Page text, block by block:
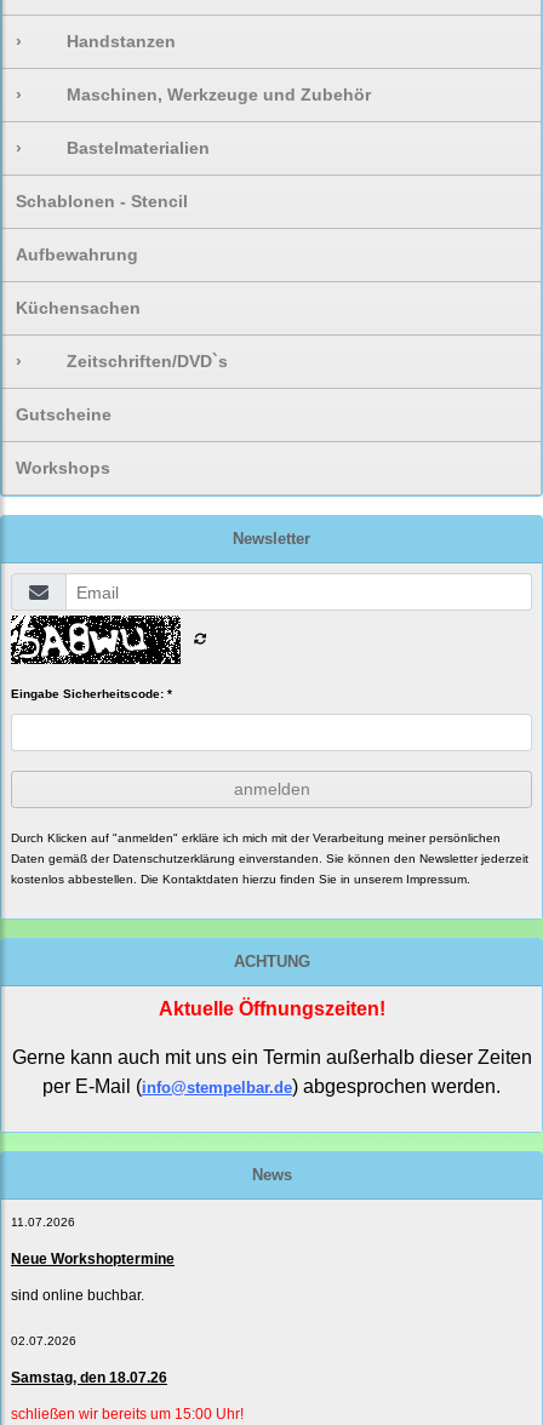
› Handstanzen
› Maschinen, Werkzeuge und Zubehör
› Bastelmaterialien
Schablonen - Stencil
Aufbewahrung
Küchensachen
› Zeitschriften/DVD`s
Gutscheine
Workshops
Newsletter
Eingabe Sicherheitscode: *
anmelden
Durch Klicken auf "anmelden" erkläre ich mich mit der Verarbeitung meiner persönlichen
Daten gemäß der Datenschutzerklärung einverstanden. Sie können den Newsletter jederzeit
kostenlos abbestellen. Die Kontaktdaten hierzu finden Sie in unserem Impressum.
ACHTUNG
Aktuelle Öffnungszeiten!
Gerne kann auch mit uns ein Termin außerhalb dieser Zeiten
per E-Mail (info@stempelbar.de) abgesprochen werden.
News
11.07.2026
Neue Workshoptermine
sind online buchbar.
02.07.2026
Samstag, den 18.07.26
schließen wir bereits um 15:00 Uhr!